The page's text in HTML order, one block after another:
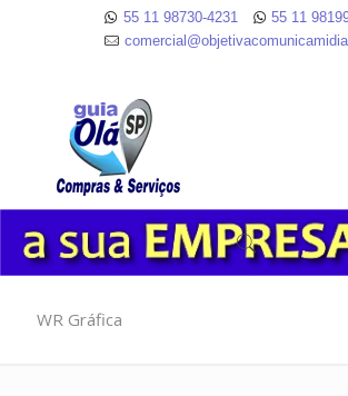
55 11 98730-4231
55 11
WR Gráfica